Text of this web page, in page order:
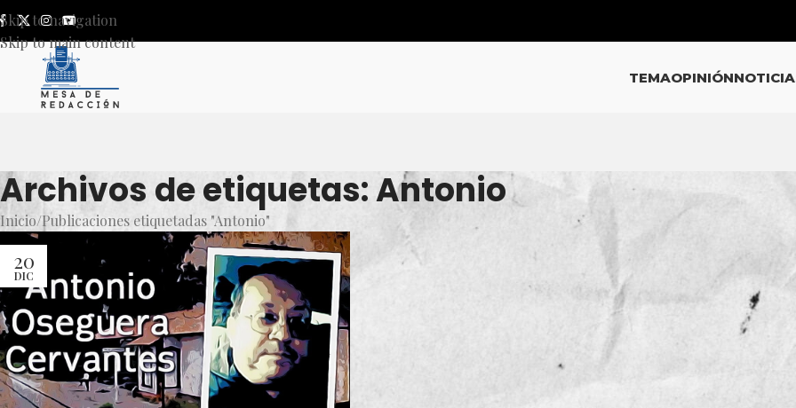
Skip to navigation
Skip to main content
TEMAOPINIÓN
Archivos de etiquetas: Antonio
Inicio Publicaciones etiquetadas "Antonio"
20
DIC